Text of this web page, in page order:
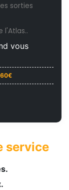
sorties
l'Atlas..
vous
service